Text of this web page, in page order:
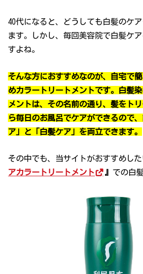
40代になると、どうしても白髪のケ
ます。しかし、毎回美容院で白髪ケ
すよね。
そんな方におすすめなのが、自宅で
めカラートリートメントです。白髪
メントは、その名前の通り、髪をト
ら毎日のお風呂でケアができるので
ア」と「白髪ケア」を両立できます。
その中でも、当サイトがおすすめした
アカラートリートメント
』 での白